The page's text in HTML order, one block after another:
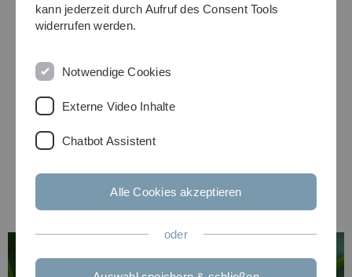
kann jederzeit durch Aufruf des Consent Tools
widerrufen werden.
Notwendige Cookies
Externe Video Inhalte
Chatbot Assistent
Alle Cookies akzeptieren
oder